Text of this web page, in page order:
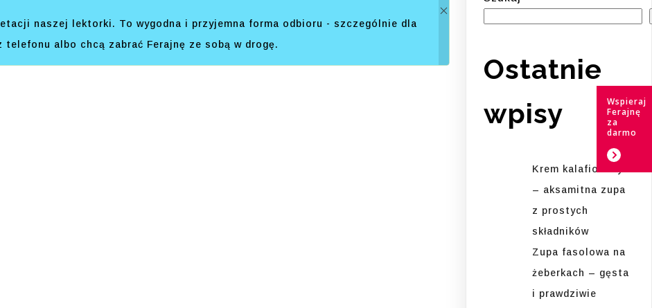
naszej lektorki. To wygodna i przyjemna forma odbioru - szczególnie dla
albo chcą zabrać Ferajnę ze sobą w drogę.
Ostatnie
wpisy
Krem kalafiorowy
– aksamitna zupa
z prostych
składników
Zupa fasolowa na
żeberkach – gęsta
i prawdziwie
Wspieraj
Ferajnę
za
darmo